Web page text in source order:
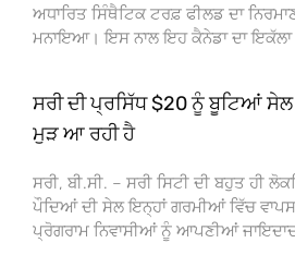
ਅਧਾਰਿਤ ਸਿੰਥੈਟਿਕ ਟਰਫ਼ ਫੀਲਡ ਦਾ
ਮਨਾਇਆ। ਇਸ ਨਾਲ ਇਹ ਕੈਨੇਡਾ ਦਾ ਇਕੱਲਾ
ਸਰੀ ਦੀ ਪ੍ਰਸਿੱਧ $20 ਨੂੰ ਬੂਟਿਆਂ
ਮੁੜ ਆ ਰਹੀ ਹੈ
ਸਰੀ, ਬੀ.ਸੀ. – ਸਰੀ ਸਿਟੀ ਦੀ ਬਹੁਤ ਹੀ
ਪੌਦਿਆਂ ਦੀ ਸੇਲ ਇਨ੍ਹਾਂ ਗਰਮੀਆਂ ਵਿੱਚ
ਪ੍ਰੋਗਰਾਮ ਨਿਵਾਸੀਆਂ ਨੂੰ ਆਪਣੀਆਂ